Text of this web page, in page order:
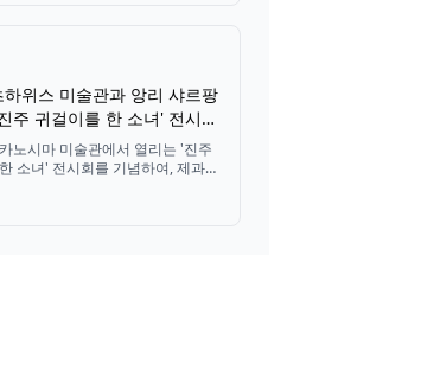
하위스 미술관과 앙리 샤르팡
주 귀걸이를 한 소녀' 전시회
음으로 협업, 오리지널 틴 케
판 출시
노시마 미술관에서 열리는 '진주
소녀' 전시회를 기념하여, 제과
샤르팡티에와 마우리츠하위스
들렌, 말차 쁘띠 가토, 효고산 밤